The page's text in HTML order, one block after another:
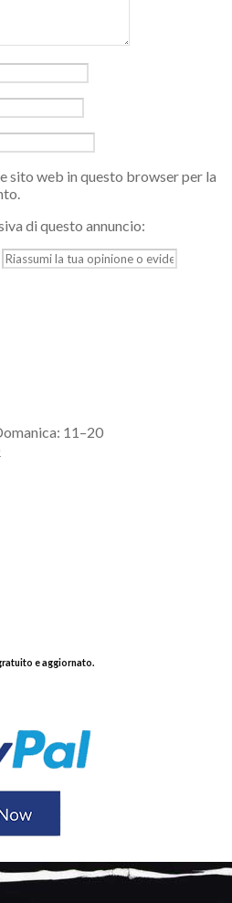
sito web in questo browser per la
di questo annuncio:
11–20
e aggiornato.